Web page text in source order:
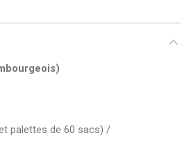
palettes de 60 sacs) /